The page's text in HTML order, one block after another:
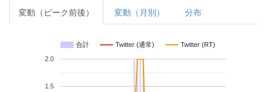
変動（ピーク前後） 変動（月別） 分布
合計 Twitter (通常) Twitter (RT)
1.5
2.0